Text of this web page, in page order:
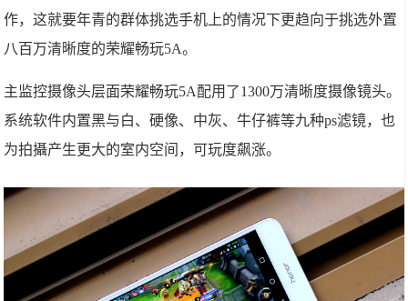
作，这就要年青的群体挑选手机上的情况下更趋向于挑选外置
八百万清晰度的荣耀畅玩5A。
主监控摄像头层面荣耀畅玩5A配用了1300万清晰度摄像镜头。
系统软件内置黑与白、硬像、中灰、牛仔裤等九种ps滤镜，也
为拍攝产生更大的室内空间，可玩度飙涨。